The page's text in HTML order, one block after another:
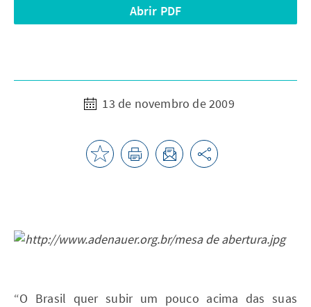
Abrir PDF
13 de novembro de 2009
“O Brasil quer subir um pouco acima das suas